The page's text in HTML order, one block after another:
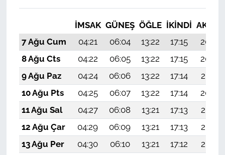
İMSAK GÜNEŞ ÖĞLE İKINDI AKŞAM
7 Ağu Cum
04:21 06:04 13:22 17:15
20:30
8 Ağu Cts
04:22 06:05 13:22 17:15
20:29
9 Ağu Paz
04:24 06:06 13:22 17:14
20:27
10 Ağu Pts
04:25 06:07 13:22 17:14
20:26
11 Ağu Sal
04:27 06:08 13:21 17:13
20:25
12 Ağu Çar
04:29 06:09 13:21 17:13
20:23
13 Ağu Per
04:30 06:10 13:21 17:12
20:22